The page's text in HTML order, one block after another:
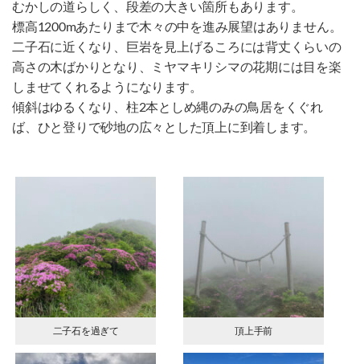
むかしの道らしく、段差の大きい箇所もあります。
標高1200mあたりまで木々の中を進み展望はありません。
二子石に近くなり、巨岩を見上げるころには背丈くらいの
高さの木ばかりとなり、ミヤマキリシマの花期には目を楽
しませてくれるようになります。
傾斜はゆるくなり、柱2本としめ縄のみの鳥居をくぐれ
ば、ひと登りで砂地の広々とした頂上に到着します。
二子石を過ぎて 頂上手前